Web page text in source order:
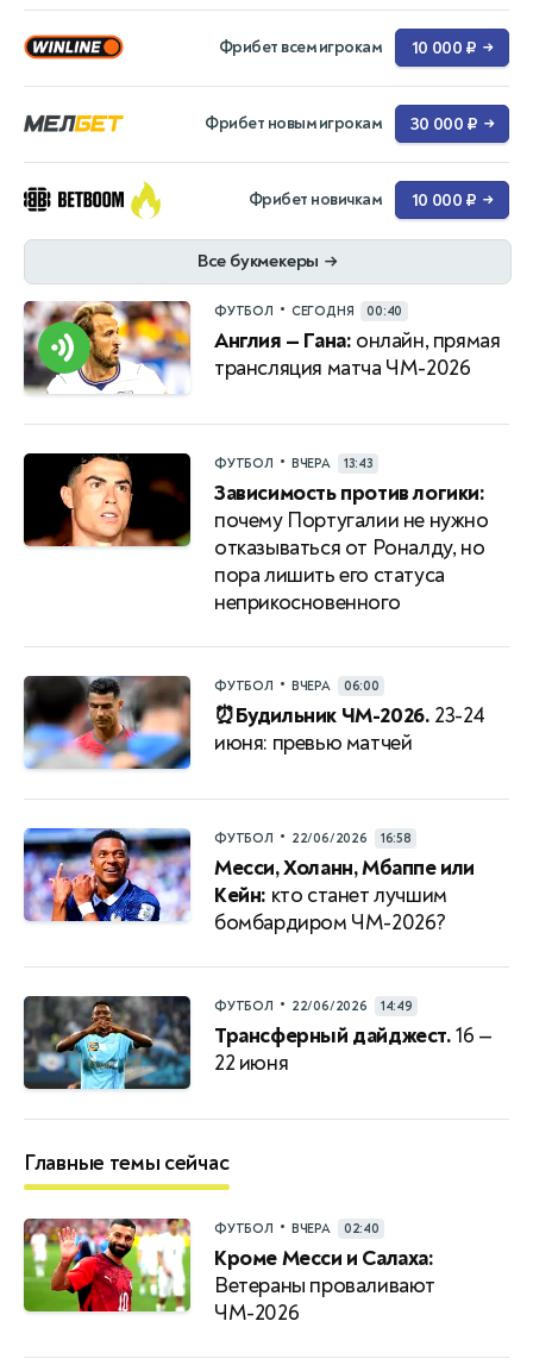
Фрибет всем игрокам 10 000 ₽ →
Фрибет новым игрокам 30 000 ₽ →
Фрибет новичкам 10 000 ₽ →
Все букмекеры →
ФУТБОЛ • СЕГОДНЯ 00:40
Англия — Гана: онлайн, прямая
трансляция матча ЧМ-2026
ФУТБОЛ • ВЧЕРА 13:43
Зависимость против логики:
почему Португалии не нужно
отказываться от Роналду, но
пора лишить его статуса
неприкосновенного
ФУТБОЛ • ВЧЕРА 06:00
⏰Будильник ЧМ-2026. 23-24
июня: превью матчей
ФУТБОЛ • 22/06/2026 16:58
Месси, Холанн, Мбаппе или
Кейн: кто станет лучшим
бомбардиром ЧМ-2026?
ФУТБОЛ • 22/06/2026 14:49
Трансферный дайджест.16 —
22 июня
Главные темы сейчас
ФУТБОЛ • ВЧЕРА 02:40
Кроме Месси и Салаха:
Ветераны проваливают
ЧМ-2026